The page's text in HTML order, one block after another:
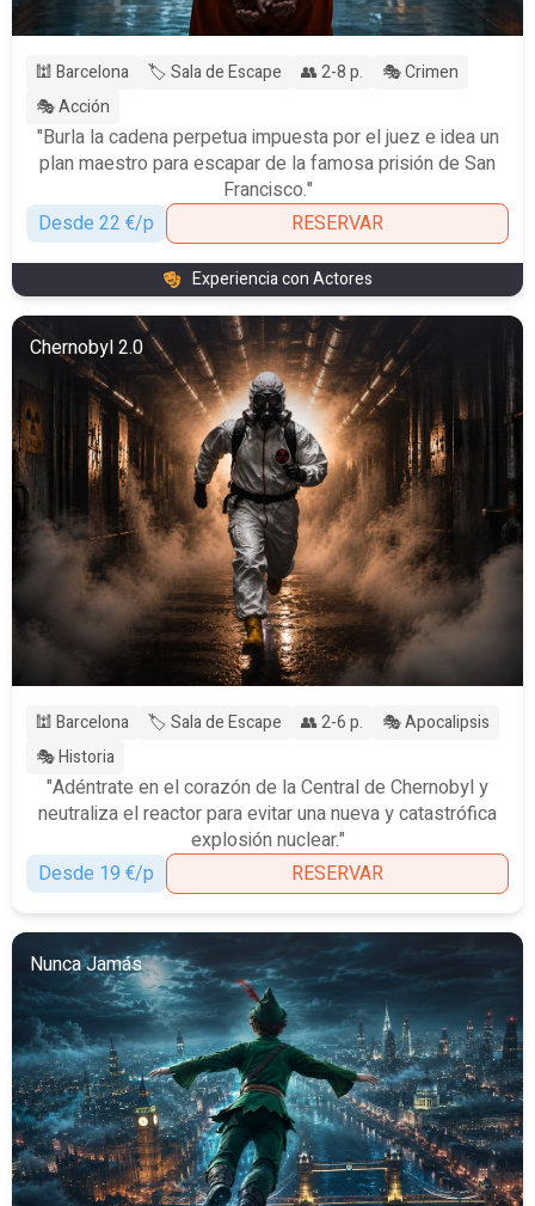
🕍 Barcelona 🏷️ Sala de Escape 👥 2-8 p.
🎭 Crimen
🎭 Acción
"Burla la cadena perpetua impuesta por el juez e idea un
plan maestro para escapar de la famosa prisión de San
Francisco."
Desde 22 €/p
RESERVAR
Experiencia con Actores
Chernobyl 2.0
🕍 Barcelona 🏷️ Sala de Escape 👥 2-6 p.
🎭 Apocalipsis
🎭 Historia
"Adéntrate en el corazón de la Central de Chernobyl y
neutraliza el reactor para evitar una nueva y catastrófica
explosión nuclear."
Desde 19 €/p
RESERVAR
Nunca Jamás